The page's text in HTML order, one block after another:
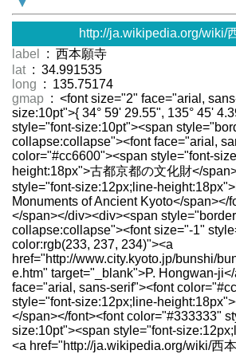
http://ja.wikipedia.org/wiki/
label
: 西本願寺
lat : 34.991535
long : 135.75174
gmap : <font size="2" face="arial,
size:10pt">{ 34° 59' 29.55", 135° 45'
style="font-size:10pt"><span
collapse:collapse"><font face="arial,
color="#cc6600"><span style="font-
height:18px">古都京都の文化財</
style="font-size:12px;line-
Monuments of Ancient Kyoto</span></
</span></div><div><span
collapse:collapse"><font size="-1"
color:rgb(233, 237, 234)"><a
href="http://www.city.kyoto.jp/bunshi/
e.htm" target="_blank">P. Hongwan-
face="arial, sans-serif"><font
style="font-size:12px;line-
</span></font><font color="#333333"
size:10pt"><span style="font-
<a href="http://ja.wikipedia.org/wiki/西